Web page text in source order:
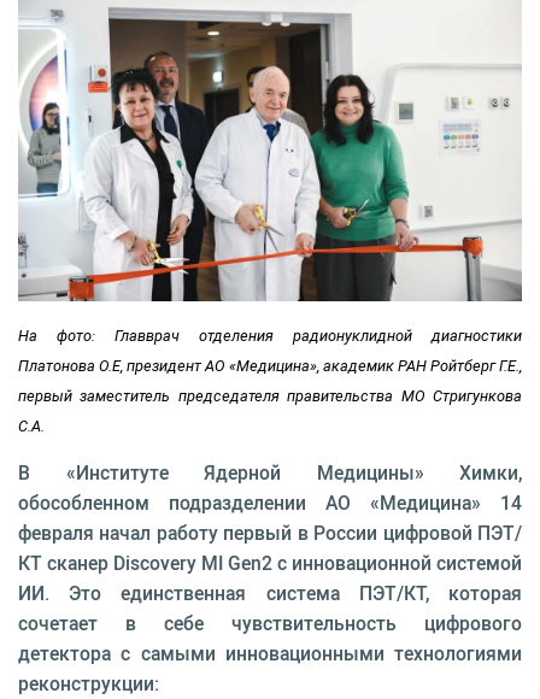
На фото: Главврач отделения радионуклидной диагностики
Платонова О.Е, президент АО «Медицина», академик РАН Ройтберг Г.Е.,
первый заместитель председателя правительства МО Стригункова
С.А.
В «Институте Ядерной Медицины» Химки,
обособленном подразделении АО «Медицина» 14
февраля начал работу первый в России цифровой ПЭТ/
КТ сканер Discovery MI Gen2 с инновационной системой
ИИ. Это единственная система ПЭТ/КТ, которая
сочетает в себе чувствительность цифрового
детектора с самыми инновационными технологиями
реконструкции: